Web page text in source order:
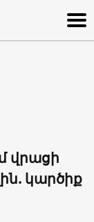
վրացի
կարծիք